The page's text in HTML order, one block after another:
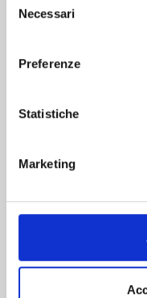
delNecessari
Preferenze
Statistiche
Marketing
RAVE - THE